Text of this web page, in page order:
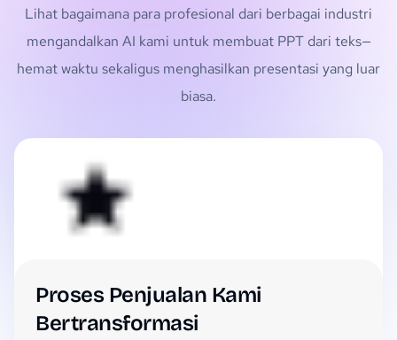
Lihat bagaimana para profesional dari berbagai industri
mengandalkan AI kami untuk membuat PPT dari teks—
hemat waktu sekaligus menghasilkan presentasi yang luar
biasa.
Proses Penjualan Kami
Bertransformasi